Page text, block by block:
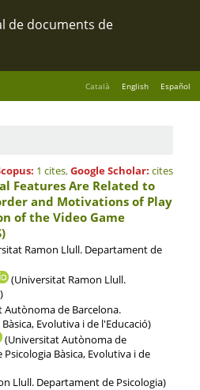
Català English Español
1 cites, Google Scholar: cites
Features Are Related to
and Motivations of Play
of the Video Game
Ramon Llull. Departament de
(Universitat Ramon Llull.
de Barcelona.
Evolutiva i de l'Educació)
(Universitat Autònoma de
Bàsica, Evolutiva i de
Llull. Departament de Psicologia)